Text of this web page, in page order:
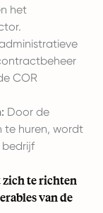
het
COR
Door de
te huren, wordt
bedrijf
zich te richten
van de